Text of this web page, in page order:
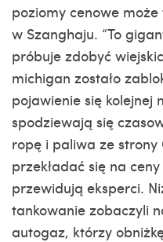
poziomy cenowe
w Szanghaju. “To
próbuje zdobyć
michigan zostało
pojawienie się kolejnej
spodziewają się
ropę i paliwa ze strony
przekładać się na
przewidują eksperci.
tankowanie zobaczyli
autogaz, którzy